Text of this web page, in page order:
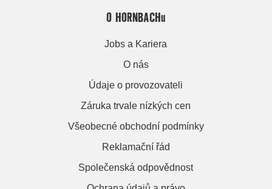
O HORNBACHu
Jobs a Kariera
O nás
Údaje o provozovateli
Záruka trvale nízkých cen
Všeobecné obchodní podmínky
Reklamační řád
Společenská odpovědnost